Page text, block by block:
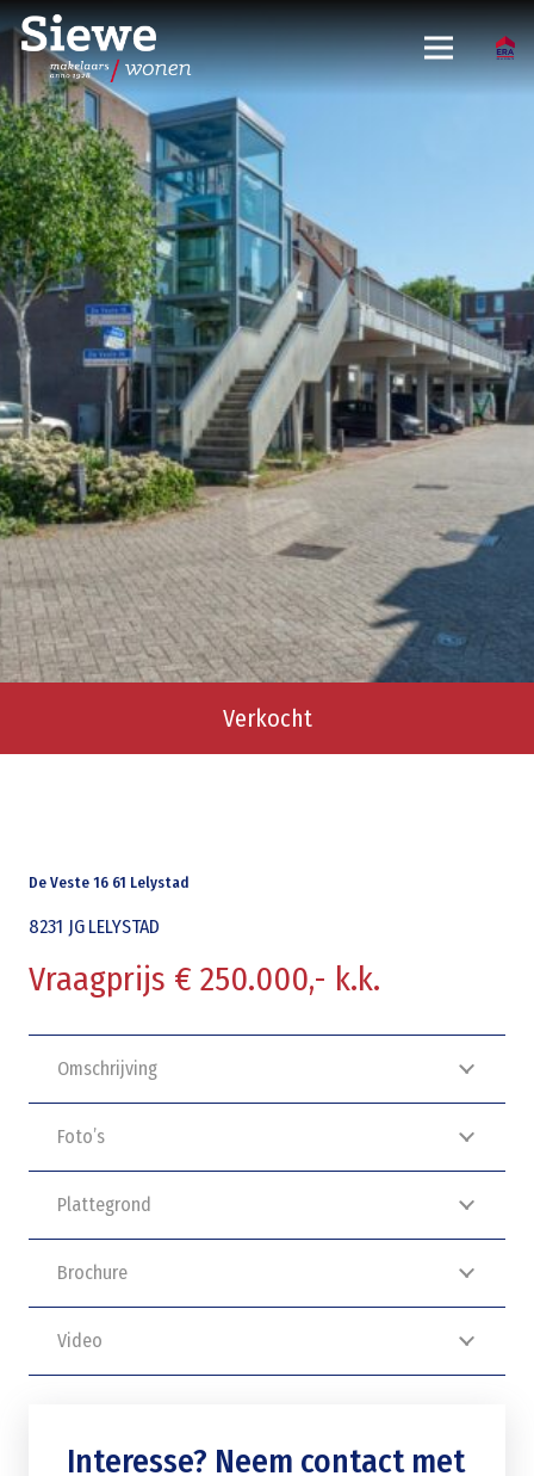
Verkocht
De Veste 16 61 Lelystad
8231 JG LELYSTAD
Vraagprijs € 250.000,- k.k.
Omschrijving
Foto’s
Plattegrond
Brochure
Video
Interesse? Neem contact met